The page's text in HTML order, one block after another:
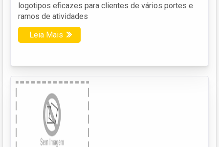
logotipos eficazes para clientes de vários portes e
ramos de atividades
Leia Mais